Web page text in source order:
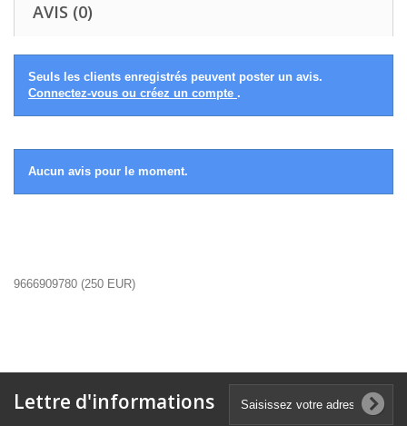
AVIS (0)
Seuls les clients enregistrés peuvent poster un avis.
Connectez-vous ou créez un compte .
Aucun avis pour le moment.
9666909780 (250 EUR)
Lettre d'informations